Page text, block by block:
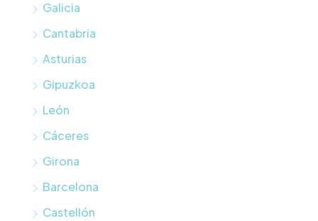
Galicia
Cantabria
Asturias
Gipuzkoa
León
Cáceres
Girona
Barcelona
Castellón